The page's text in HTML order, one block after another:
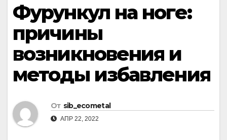
Фурункул на ноге:
причины
возникновения и
методы избавления
От sib_ecometal
АПР 22, 2022